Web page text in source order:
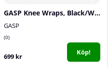
GASP Knee Wraps, Black/White
GASP
0
699 kr Köp!